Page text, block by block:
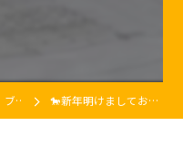
ブログ 🐎新年明けましておめでとうございます🎍